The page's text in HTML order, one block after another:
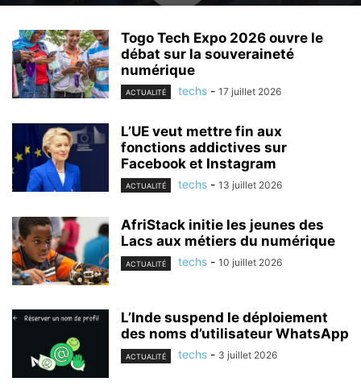
Togo Tech Expo 2026 ouvre le
débat sur la souveraineté
numérique
ACTUALITÉ techs - 17 juillet 2026
L’UE veut mettre fin aux
fonctions addictives sur
Facebook et Instagram
ACTUALITÉ techs - 13 juillet 2026
AfriStack initie les jeunes des
Lacs aux métiers du numérique
ACTUALITÉ techs - 10 juillet 2026
L’Inde suspend le déploiement
des noms d’utilisateur WhatsApp
ACTUALITÉ techs - 3 juillet 2026